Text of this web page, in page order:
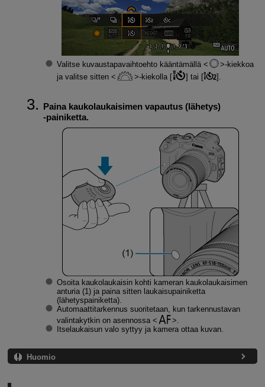
Valitse kuvaustapavaihtoehto kääntämällä
-kiekkoa
ja valitse sitten
-kiekolla [ ] tai [ ].
Paina kaukolaukaisimen vapautus (lähetys)
‑painiketta.
Osoita kaukolaukaisin kohti kameran kaukolaukaisimen
anturia (1) ja paina sitten laukaisupainiketta
(lähetyspainiketta).
Automaattitarkennus suoritetaan, kun tarkennustavan
valintakytkin on asennossa
Itselaukaisun valo syttyy ja kamera ottaa kuvan.
Huomio